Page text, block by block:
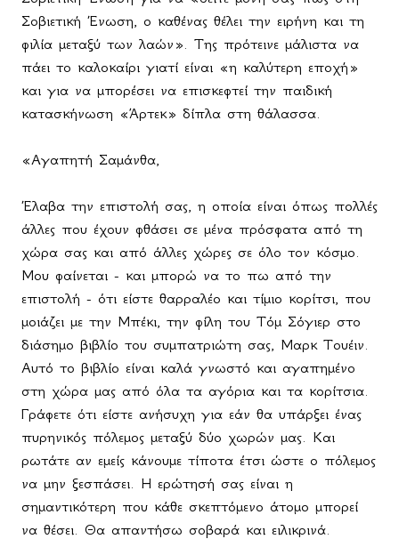
Σοβιετική Ένωση, ο καθένας θέλει την ειρήνη και τη
φιλία μεταξύ των λαών». Της πρότεινε μάλιστα να
πάει το καλοκαίρι γιατί είναι «η καλύτερη εποχή»
και για να μπορέσει να επισκεφτεί την παιδική
κατασκήνωση «Άρτεκ» δίπλα στη θάλασσα.
«Αγαπητή Σαμάνθα,
Έλαβα την επιστολή σας, η οποία είναι όπως πολλές
άλλες που έχουν φθάσει σε μένα πρόσφατα από τη
χώρα σας και από άλλες χώρες σε όλο τον κόσμο.
Μου φαίνεται - και μπορώ να το πω από την
επιστολή - ότι είστε θαρραλέο και τίμιο κορίτσι, που
μοιάζει με την Μπέκι, την φίλη του Τόμ Σόγιερ στο
διάσημο βιβλίο του συμπατριώτη σας, Μαρκ Τουέιν.
Αυτό το βιβλίο είναι καλά γνωστό και αγαπημένο
στη χώρα μας από όλα τα αγόρια και τα κορίτσια.
Γράφετε ότι είστε ανήσυχη για εάν θα υπάρξει ένας
πυρηνικός πόλεμος μεταξύ δύο χωρών μας. Και
ρωτάτε αν εμείς κάνουμε τίποτα έτσι ώστε ο πόλεμος
να μην ξεσπάσει. Η ερώτησή σας είναι η
σημαντικότερη που κάθε σκεπτόμενο άτομο μπορεί
να θέσει. Θα απαντήσω σοβαρά και ειλικρινά.